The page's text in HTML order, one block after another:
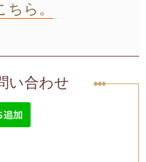
ら。
い合わせ